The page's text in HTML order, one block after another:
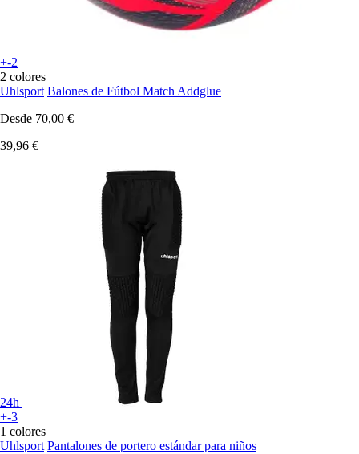
+-2
2 colores
Uhlsport Balones de Fútbol Match Addglue
Desde 70,00 €
39,96 €
24h
+-3
1 colores
Uhlsport Pantalones de portero estándar para niños